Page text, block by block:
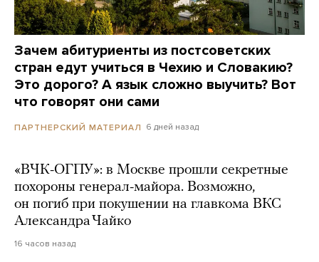
Зачем абитуриенты из постсоветских
стран едут учиться в Чехию и Словакию?
Это дорого? А язык сложно выучить? Вот
что говорят они сами
ПАРТНЕРСКИЙ МАТЕРИАЛ 6 дней назад
«ВЧК-ОГПУ»: в Москве прошли секретные
похороны генерал-майора. Возможно,
он погиб при покушении на главкома ВКС
Александра Чайко
16 часов назад